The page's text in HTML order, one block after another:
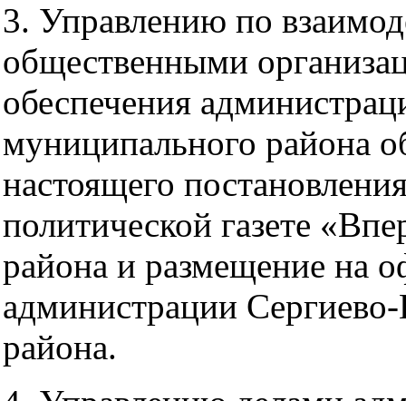
3. Управлению по
общественными
обеспечения
муниципального района
настоящего
политической газете
района и размещение на
администрации
района.